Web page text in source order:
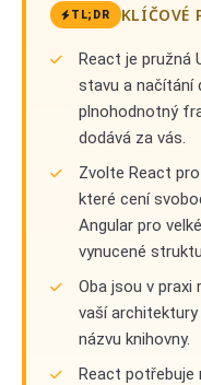
TL;DR KLÍČOVÉ
React je pružná
stavu a načítání
plnohodnotný
dodává za vás.
Zvolte React
které cení
Angular pro
vynucené
Oba jsou v praxi
vaší
názvu knihovny.
React